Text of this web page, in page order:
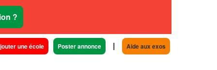
?
une école Poster annonce | Aide aux exos